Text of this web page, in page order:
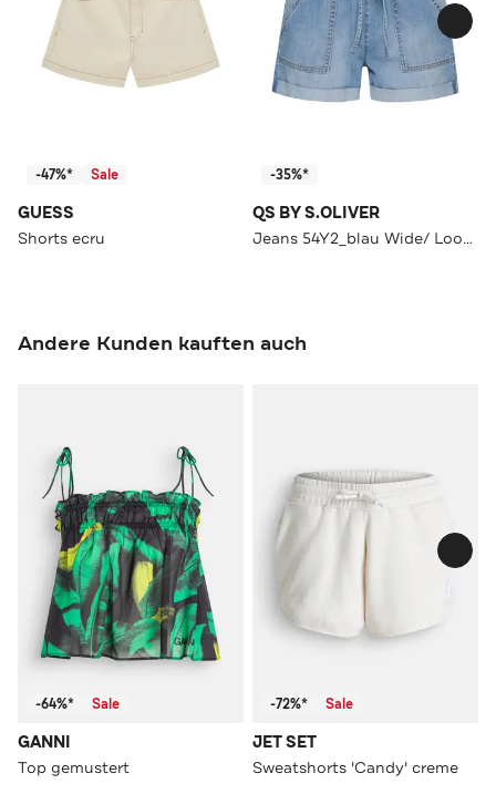
-47%* Sale
GUESS
Shorts ecru
-35%*
QS BY S.OLIVER
Jeans 54Y2_blau Wide/ Loose Fit
Andere Kunden kauften auch
-64%* Sale
GANNI
Top gemustert
-72%* Sale
JET SET
Sweatshorts 'Candy' creme